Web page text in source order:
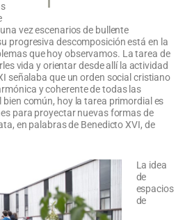
vez escenarios de bullente
progresiva descomposición está en la
que hoy observamos. La tarea de
vida y orientar desde allí la actividad
señalaba que un orden social cristiano
y coherente de todas las
común, hoy la tarea primordial es
para proyectar nuevas formas de
en palabras de Benedicto XVI, de
La idea
de
espacios
de